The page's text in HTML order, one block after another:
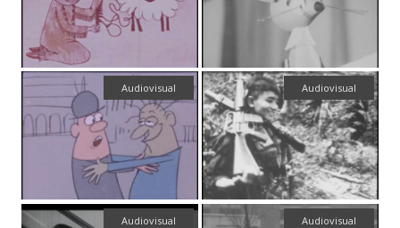
Audiovisual Audiovisual
Audiovisual Audiovisual